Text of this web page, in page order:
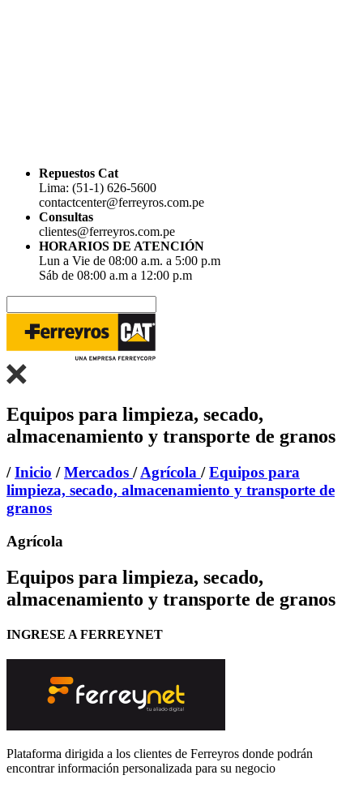
Repuestos Cat
Lima: (51-1) 626-5600
contactcenter@ferreyros.com.pe
Consultas
clientes@ferreyros.com.pe
HORARIOS DE ATENCIÓN
Lun a Vie de 08:00 a.m. a 5:00 p.m
Sáb de 08:00 a.m a 12:00 p.m
Equipos para limpieza, secado,
almacenamiento y transporte de granos
/Inicio /Mercados /Agrícola /Equipos para
limpieza, secado, almacenamiento y transporte de
granos
Agrícola
Equipos para limpieza, secado,
almacenamiento y transporte de granos
INGRESE A FERREYNET
Plataforma dirigida a los clientes de Ferreyros donde podrán
encontrar información personalizada para su negocio